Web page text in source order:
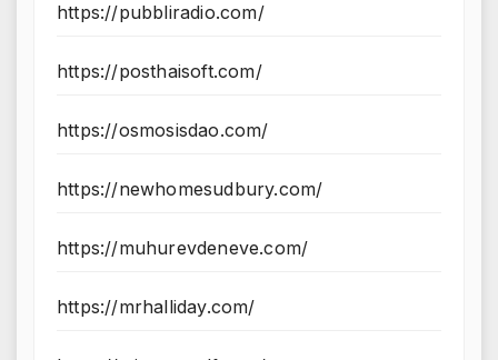
https://pubbliradio.com/
https://posthaisoft.com/
https://osmosisdao.com/
https://newhomesudbury.com/
https://muhurevdeneve.com/
https://mrhalliday.com/